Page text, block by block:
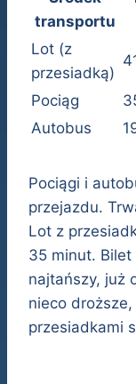
transportu
Lot (z
przesiadką)
Pociąg
Autobus
Pociągi i
przejazdu.
Lot z
35 minut.
najtańszy, już
nieco
przesiadkami